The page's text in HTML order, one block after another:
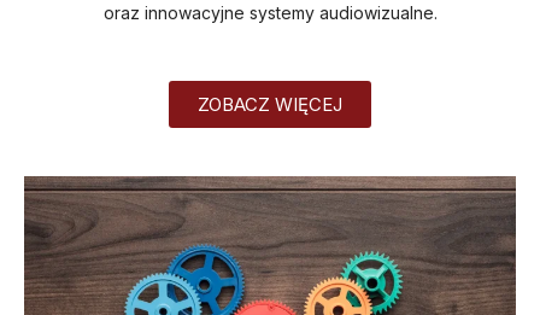
oraz innowacyjne systemy audiowizualne.
ZOBACZ WIĘCEJ